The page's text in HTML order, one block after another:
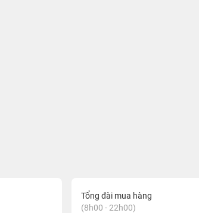
Tổng đài mua hàng
(8h00 - 22h00)